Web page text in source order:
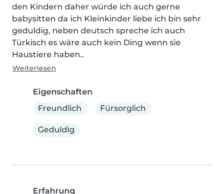
den Kindern daher würde ich auch gerne
babysitten da ich Kleinkinder liebe ich bin sehr
geduldig, neben deutsch spreche ich auch
Türkisch es wäre auch kein Ding wenn sie
Haustiere haben..
Weiterlesen
Eigenschaften
Freundlich
Fürsorglich
Geduldig
Erfahrung